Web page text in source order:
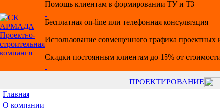
Помощь клиентам в формировании ТУ и ТЗ
Бесплатная on-line или телефонная консультация
Использование совмещенного графика проектных
Скидки постоянным клиентам до 15% от
ПРОЕКТИРОВАНИЕ
Главная
О компании